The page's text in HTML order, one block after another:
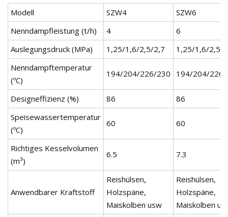
Modell SZW4
SZW6
Nenndampfleistung (t/h)
4
6
Auslegungsdruck (MPa)
1,25/1,6/2,5/2,7
1,25/1,6/2,5/
Nenndampftemperatur
(ºC)
194/204/226/230 194/204/226/
Designeffizienz (%) 86
86
Speisewassertemperatur
(ºC)
60 60
Richtiges Kesselvolumen
(m³)
6.5 7.3
Anwendbarer Kraftstoff
Reishülsen,
Holzspäne,
Maiskolben usw
Reishülsen,
Holzspäne,
Maiskolben